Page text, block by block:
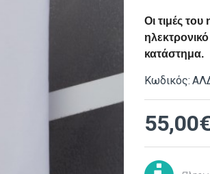
Οι τιμές
κατάστημα.
Κωδικός:
55,00€